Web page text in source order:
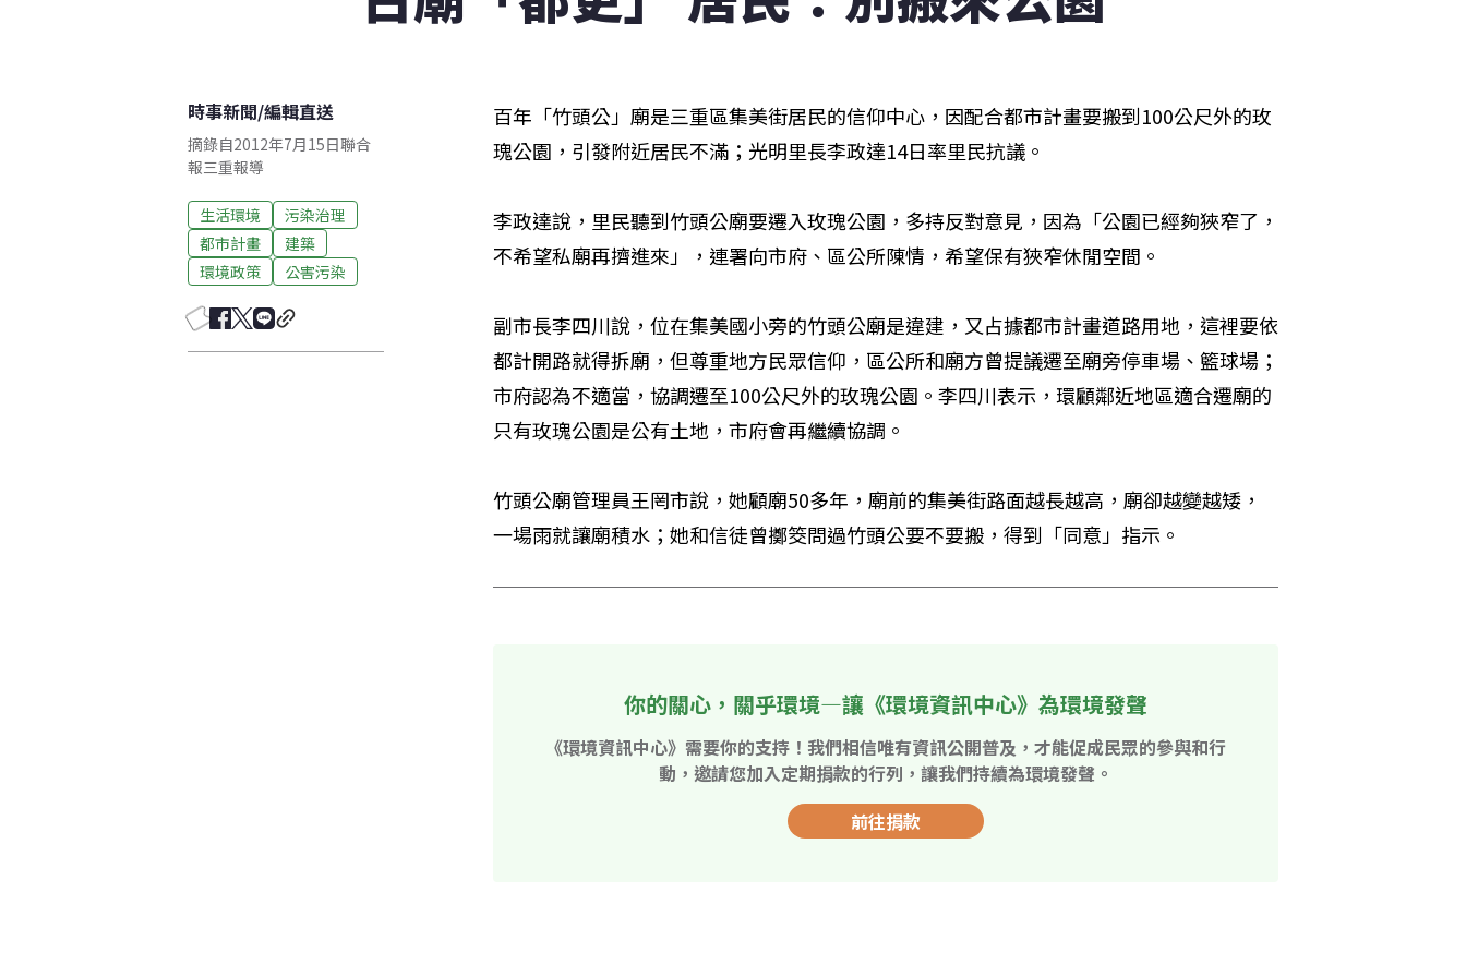
時事新聞/編輯直送
摘錄自2012年7月15日聯合
報三重報導
生活環境
污染治理
都市計畫
建築
環境政策
公害污染
百年「竹頭公」廟是三重區集美街居民的信仰中心，因配合都市計畫要搬到100公尺外的玫
瑰公園，引發附近居民不滿；光明里長李政達14日率里民抗議。
李政達說，里民聽到竹頭公廟要遷入玫瑰公園，多持反對意見，因為「公園已經夠狹窄了，
不希望私廟再擠進來」，連署向市府、區公所陳情，希望保有狹窄休閒空間。
副市長李四川說，位在集美國小旁的竹頭公廟是違建，又占據都市計畫道路用地，這裡要依
都計開路就得拆廟，但尊重地方民眾信仰，區公所和廟方曾提議遷至廟旁停車場、籃球場；
市府認為不適當，協調遷至100公尺外的玫瑰公園。李四川表示，環顧鄰近地區適合遷廟的
只有玫瑰公園是公有土地，市府會再繼續協調。
竹頭公廟管理員王罔市說，她顧廟50多年，廟前的集美街路面越長越高，廟卻越變越矮，
一場雨就讓廟積水；她和信徒曾擲筊問過竹頭公要不要搬，得到「同意」指示。
你的關心，關乎環境—讓《環境資訊中心》為環境發聲
《環境資訊中心》需要你的支持！我們相信唯有資訊公開普及，才能促成民眾的參與和行
動，邀請您加入定期捐款的行列，讓我們持續為環境發聲。
前往捐款